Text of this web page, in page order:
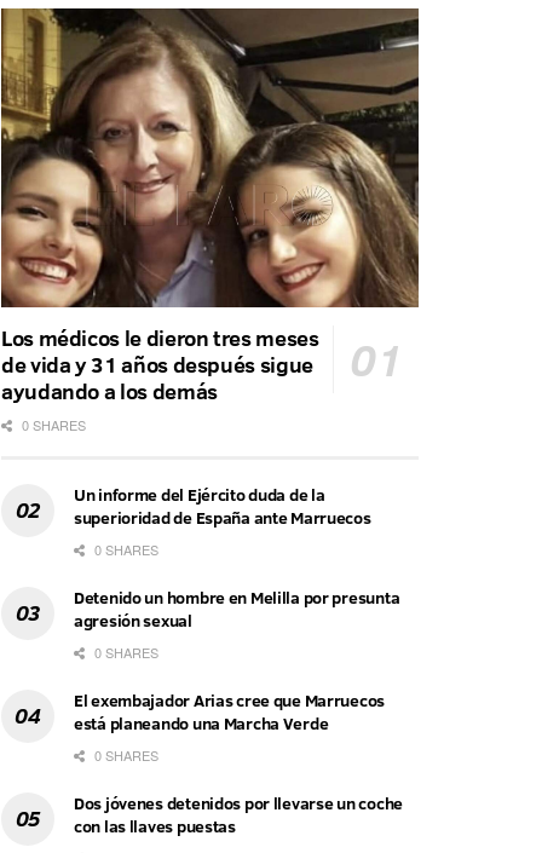
Los médicos le dieron tres meses
de vida y 31 años después sigue
ayudando a los demás
0 SHARES
Un informe del Ejército duda de la
superioridad de España ante Marruecos
0 SHARES
Detenido un hombre en Melilla por presunta
agresión sexual
0 SHARES
El exembajador Arias cree que Marruecos
está planeando una Marcha Verde
0 SHARES
Dos jóvenes detenidos por llevarse un coche
con las llaves puestas